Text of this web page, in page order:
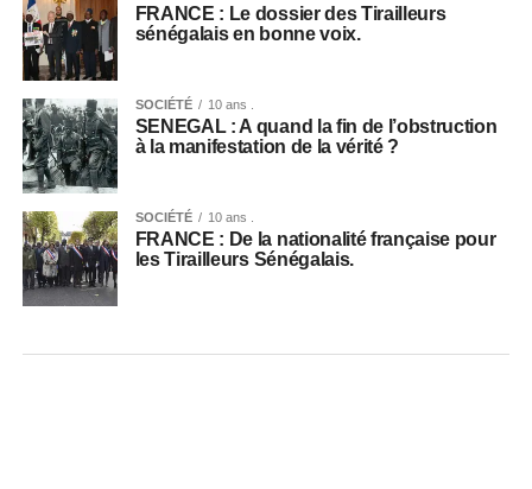
FRANCE : Le dossier des Tirailleurs
sénégalais en bonne voix.
SOCIÉTÉ 10 ans .
SENEGAL : A quand la fin de l’obstruction
à la manifestation de la vérité ?
SOCIÉTÉ 10 ans .
FRANCE : De la nationalité française pour
les Tirailleurs Sénégalais.